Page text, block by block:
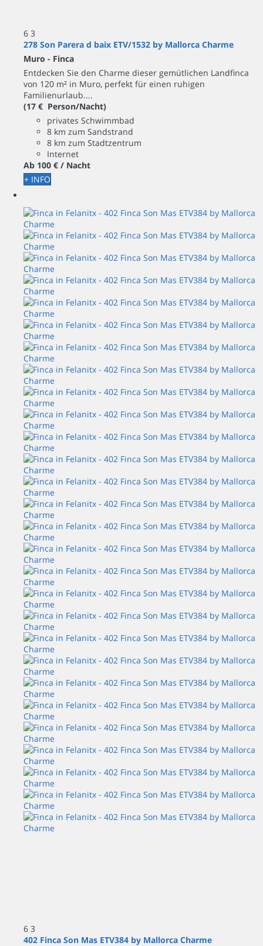
6 3
278 Son Parera d baix ETV/1532 by Mallorca Charme
Muro - Finca
Entdecken Sie den Charme dieser gemütlichen Landfinca
von 120 m² in Muro, perfekt für einen ruhigen
Familienurlaub....
(17 € Person/Nacht)
privates Schwimmbad
8 km zum Sandstrand
8 km zum Stadtzentrum
Internet
Ab 100 € / Nacht
+ INFO
6 3
402 Finca Son Mas ETV384 by Mallorca Charme